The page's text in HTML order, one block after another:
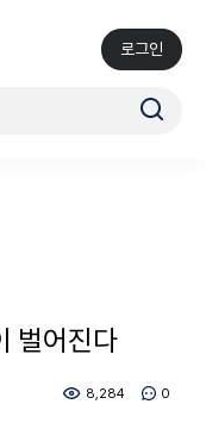
로그인
벌어진다
8,284 0